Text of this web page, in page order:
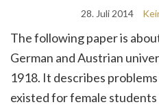
28. Juli 2014
The following paper is
German and Austrian
1918. It describes
existed for female